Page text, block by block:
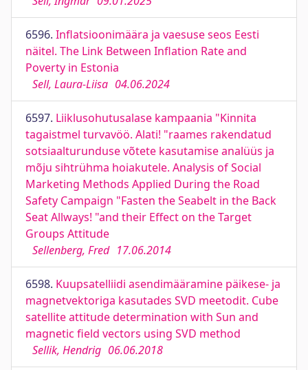
6596. Inflatsioonimäära ja vaesuse seos Eesti
näitel. The Link Between Inflation Rate and
Poverty in Estonia
Sell, Laura-Liisa 04.06.2024
6597. Liiklusohutusalase kampaania "Kinnita
tagaistmel turvavöö. Alati! "raames rakendatud
sotsiaalturunduse võtete kasutamise analüüs ja
mõju sihtrühma hoiakutele. Analysis of Social
Marketing Methods Applied During the Road
Safety Campaign "Fasten the Seabelt in the Back
Seat Allways! "and their Effect on the Target
Groups Attitude
Sellenberg, Fred 17.06.2014
6598. Kuupsatelliidi asendimääramine päikese- ja
magnetvektoriga kasutades SVD meetodit. Cube
satellite attitude determination with Sun and
magnetic field vectors using SVD method
Sellik, Hendrig 06.06.2018